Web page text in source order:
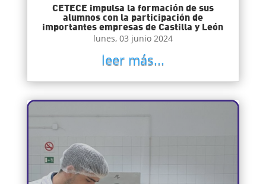
CETECE impulsa la formación de sus
alumnos con la participación de
importantes empresas de Castilla y León
lunes, 03 junio 2024
leer más...